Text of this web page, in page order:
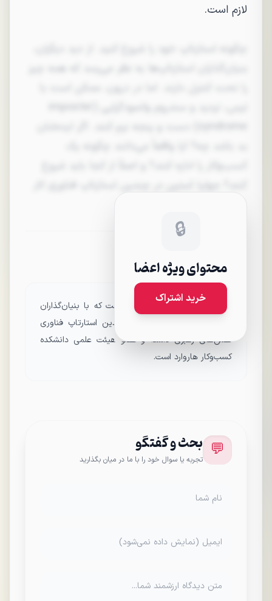
لازم است.
می‌دهد. او از نزدیک می‌داند که…
🔒
محتوای ویژه اعضا
خرید اشتراک
درباره Julia Austin
جولیا آستین یک مربی اجرایی است که با بنیان‌گذاران
استارتاپ‌ها کار می‌کند. او در چندین استارتاپ فناوری
نقش‌های رهبری داشته و عضو هیئت علمی دانشکده
کسب‌وکار هاروارد است.
💬 بحث و گفتگو
تجربه یا سوال خود را با ما در میان بگذارید
نام شما
ایمیل (نمایش داده نمی‌شود)
متن دیدگاه ارزشمند شما...